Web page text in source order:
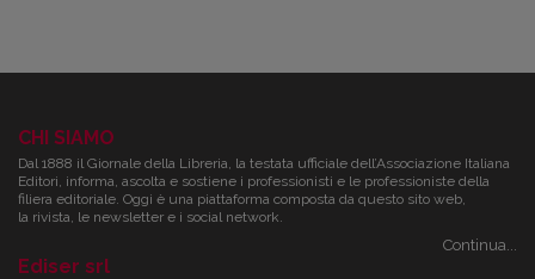
CHI SIAMO
Dal 1888 il Giornale della Libreria, la testata ufficiale dell’Associazione Italiana
Editori, informa, ascolta e sostiene i professionisti e le professioniste della
filiera editoriale. Oggi è una piattaforma composta da questo sito web,
la rivista, le newsletter e i social network.
Continua...
Ediser srl